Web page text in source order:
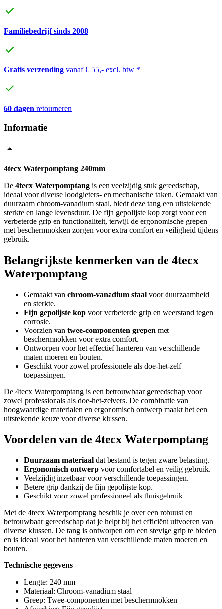
Familiebedrijf sinds 2008
Gratis verzending vanaf € 55,- excl. btw *
60 dagen retourneren
Informatie
4tecx Waterpomptang 240mm
De 4tecx Waterpomptang is een veelzijdig stuk gereedschap,
ideaal voor diverse loodgieters- en mechanische taken. Gemaakt van
duurzaam chroom-vanadium staal, biedt deze tang een uitstekende
sterkte en lange levensduur. De fijn gepolijste kop zorgt voor een
verbeterde grip en functionaliteit, terwijl de ergonomische grepen
met beschermnokken zorgen voor extra comfort en veiligheid tijdens
gebruik.
Belangrijkste kenmerken van de 4tecx
Waterpomptang
Gemaakt van chroom-vanadium staal voor duurzaamheid
en sterkte.
Fijn gepolijste kop voor verbeterde grip en weerstand tegen
corrosie.
Voorzien van twee-componenten grepen met
beschermnokken voor extra comfort.
Ontworpen voor het effectief hanteren van verschillende
maten moeren en bouten.
Geschikt voor zowel professionele als doe-het-zelf
toepassingen.
De 4tecx Waterpomptang is een betrouwbaar gereedschap voor
zowel professionals als doe-het-zelvers. De combinatie van
hoogwaardige materialen en ergonomisch ontwerp maakt het een
uitstekende keuze voor diverse klussen.
Voordelen van de 4tecx Waterpomptang
Duurzaam materiaal dat bestand is tegen zware belasting.
Ergonomisch ontwerp voor comfortabel en veilig gebruik.
Veelzijdig inzetbaar voor verschillende toepassingen.
Betere grip dankzij de fijn gepolijste kop.
Geschikt voor zowel professioneel als thuisgebruik.
Met de 4tecx Waterpomptang beschik je over een robuust en
betrouwbaar gereedschap dat je helpt bij het efficiënt uitvoeren van
diverse klussen. De tang is ontworpen om een stevige grip te bieden
en is ideaal voor het hanteren van verschillende maten moeren en
bouten.
Technische gegevens
Lengte: 240 mm
Materiaal: Chroom-vanadium staal
Greep: Twee-componenten met beschermnokken